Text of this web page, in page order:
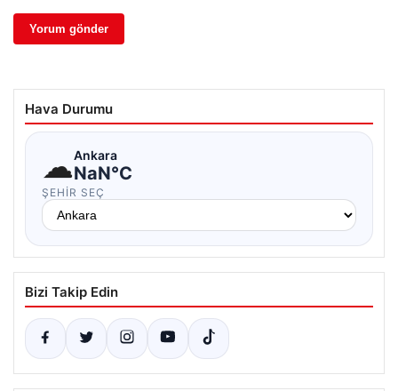
Hava Durumu
☁Ankara
NaN°C
ŞEHIR SEÇ
Bizi Takip Edin